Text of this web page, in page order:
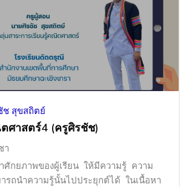
ช สุขสถิตย์
ศาสตร์4 (ครูศิรชัช)
า
ภาพของผู้เรียน ให้มีความรู้ ความ
รถนำความรู้นั้นไปประยุกต์ได้ ในเนื้อหา